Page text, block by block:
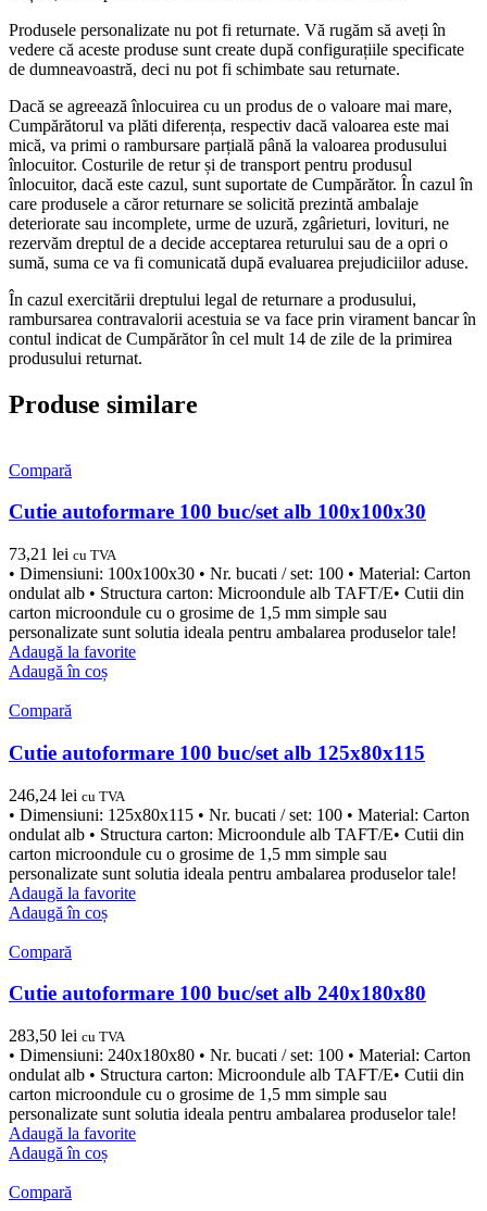
Produsele personalizate nu pot fi returnate. Vă rugăm să aveți în
vedere că aceste produse sunt create după configurațiile specificate
de dumneavoastră, deci nu pot fi schimbate sau returnate.
Dacă se agreează înlocuirea cu un produs de o valoare mai mare,
Cumpărătorul va plăti diferența, respectiv dacă valoarea este mai
mică, va primi o rambursare parțială până la valoarea produsului
înlocuitor. Costurile de retur și de transport pentru produsul
înlocuitor, dacă este cazul, sunt suportate de Cumpărător. În cazul în
care produsele a căror returnare se solicită prezintă ambalaje
deteriorate sau incomplete, urme de uzură, zgârieturi, lovituri, ne
rezervăm dreptul de a decide acceptarea returului sau de a opri o
sumă, suma ce va fi comunicată după evaluarea prejudiciilor aduse.
În cazul exercitării dreptului legal de returnare a produsului,
rambursarea contravalorii acestuia se va face prin virament bancar în
contul indicat de Cumpărător în cel mult 14 de zile de la primirea
produsului returnat.
Produse similare
Compară
Cutie autoformare 100 buc/set alb 100x100x30
73,21 lei cu TVA
• Dimensiuni: 100x100x30 • Nr. bucati / set: 100 • Material: Carton
ondulat alb • Structura carton: Microondule alb TAFT/E• Cutii din
carton microondule cu o grosime de 1,5 mm simple sau
personalizate sunt solutia ideala pentru ambalarea produselor tale!
Adaugă la favorite
Adaugă în coș
Compară
Cutie autoformare 100 buc/set alb 125x80x115
246,24 lei cu TVA
• Dimensiuni: 125x80x115 • Nr. bucati / set: 100 • Material: Carton
ondulat alb • Structura carton: Microondule alb TAFT/E• Cutii din
carton microondule cu o grosime de 1,5 mm simple sau
personalizate sunt solutia ideala pentru ambalarea produselor tale!
Adaugă la favorite
Adaugă în coș
Compară
Cutie autoformare 100 buc/set alb 240x180x80
283,50 lei cu TVA
• Dimensiuni: 240x180x80 • Nr. bucati / set: 100 • Material: Carton
ondulat alb • Structura carton: Microondule alb TAFT/E• Cutii din
carton microondule cu o grosime de 1,5 mm simple sau
personalizate sunt solutia ideala pentru ambalarea produselor tale!
Adaugă la favorite
Adaugă în coș
Compară